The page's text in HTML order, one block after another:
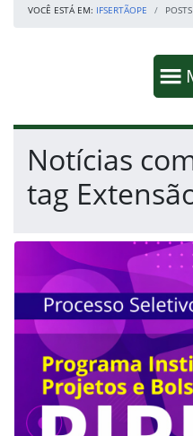
VOCÊ ESTÁ EM: IFSERTÃOPE
Fim da navegação
Início do conteúdo
Notícias
tag